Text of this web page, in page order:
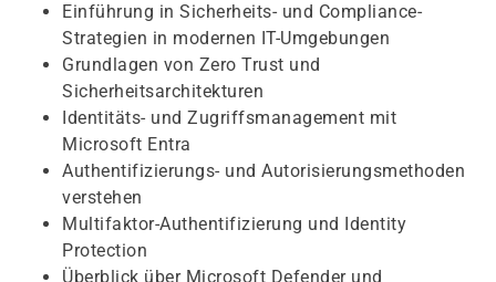
Einführung in Sicherheits- und Compliance-
Strategien in modernen IT-Umgebungen
Grundlagen von Zero Trust und
Sicherheitsarchitekturen
Identitäts- und Zugriffsmanagement mit
Microsoft Entra
Authentifizierungs- und Autorisierungsmethoden
verstehen
Multifaktor-Authentifizierung und Identity
Protection
Überblick über Microsoft Defender und